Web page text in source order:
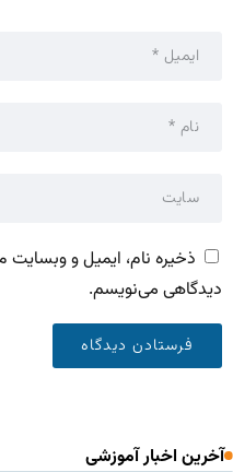
ذخیره نام، ایمیل و وبسایت
دیدگاهی می‌نویسم.
آخرین اخبار آموزشی